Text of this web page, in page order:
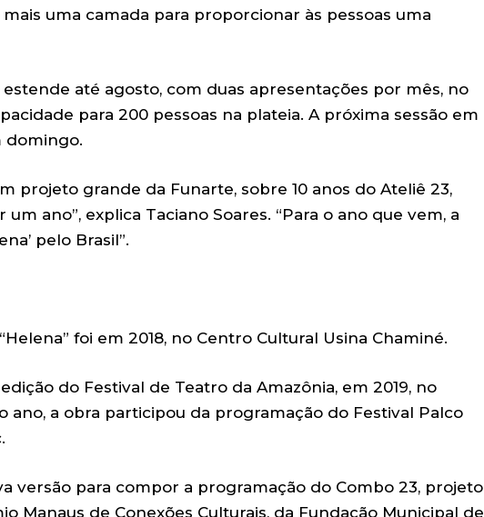
uma camada para proporcionar às pessoas uma
até agosto, com duas apresentações por mês, no
para 200 pessoas na plateia. A próxima sessão em
domingo.
projeto grande da Funarte, sobre 10 anos do Ateliê 23,
ano”, explica Taciano Soares. “Para o ano que vem, a
pelo Brasil”.
foi em 2018, no Centro Cultural Usina Chaminé.
do Festival de Teatro da Amazônia, em 2019, no
ano, a obra participou da programação do Festival Palco
versão para compor a programação do Combo 23, projeto
Manaus de Conexões Culturais, da Fundação Municipal de